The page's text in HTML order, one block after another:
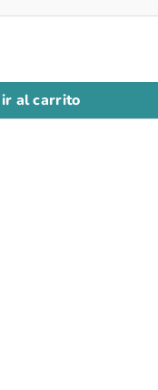
al carrito